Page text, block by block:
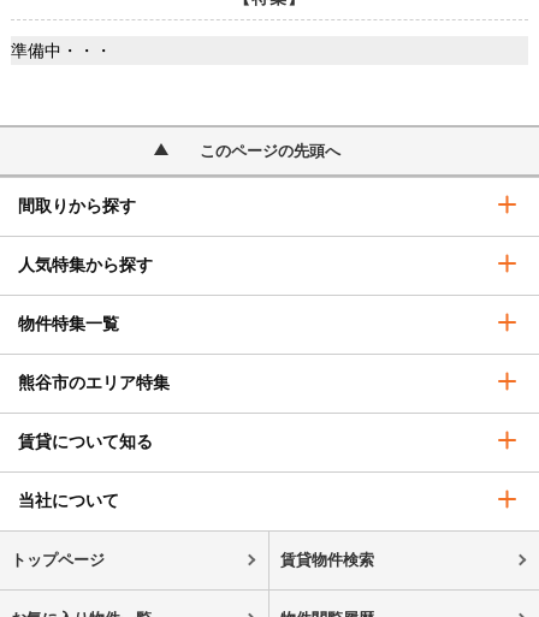
準備中・・・
このページの先頭へ
間取りから探す
人気特集から探す
物件特集一覧
熊谷市のエリア特集
賃貸について知る
当社について
トップページ 賃貸物件検索